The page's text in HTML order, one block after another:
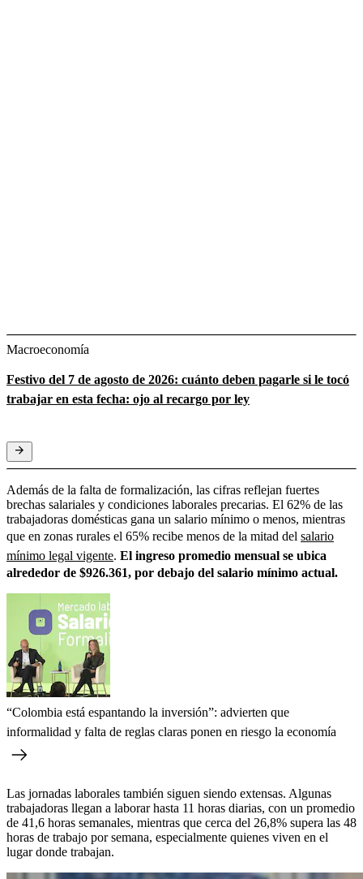
Macroeconomía
Festivo del 7 de agosto de 2026: cuánto deben pagarle si le tocó
trabajar en esta fecha: ojo al recargo por ley
Además de la falta de formalización, las cifras reflejan fuertes
brechas salariales y condiciones laborales precarias. El 62% de las
trabajadoras domésticas gana un salario mínimo o menos, mientras
que en zonas rurales el 65% recibe menos de la mitad del salario
mínimo legal vigente. El ingreso promedio mensual se ubica
alrededor de $926.361, por debajo del salario mínimo actual.
“Colombia está espantando la inversión”: advierten que
informalidad y falta de reglas claras ponen en riesgo la economía
Las jornadas laborales también siguen siendo extensas. Algunas
trabajadoras llegan a laborar hasta 11 horas diarias, con un promedio
de 41,6 horas semanales, mientras que cerca del 26,8% supera las 48
horas de trabajo por semana, especialmente quienes viven en el
lugar donde trabajan.